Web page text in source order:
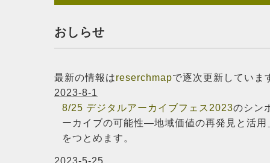
おしらせ
最新の情報はreserchmapで逐次更新していま
2023-8-1
8/25 デジタルアーカイブフェス2023のシン
ーカイブの可能性―地域価値の再発見と活用
をつとめます。
2023-5-25